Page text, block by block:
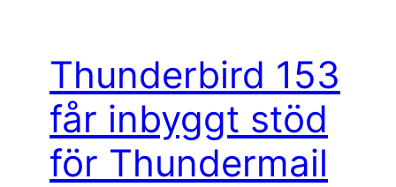
Thunderbird 153
får inbyggt stöd
för Thundermail